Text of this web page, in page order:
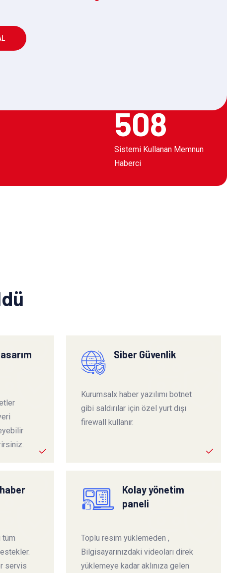
508
Sistemi Kullanan Memnun
Haberci
Siber Güvenlik
Kurumsalx haber yazılımı botnet
gibi saldırılar için özel yurt dışı
firewall kullanır.
tüm
servis
Kolay yönetim
paneli
Toplu resim yüklemeden ,
Bilgisayarınızdaki videoları direk
yüklemeye kadar aklınıza gelen